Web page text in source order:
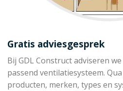
Gratis adviesgesprek
Bij GDL Construct adviseren
passend ventilatiesysteem.
producten, merken, types en